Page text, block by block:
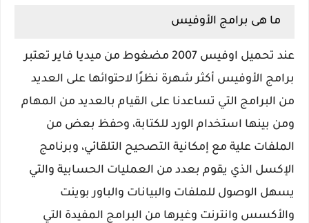
ما هى برامج الأوفيس
عند تحميل اوفيس 2007 مضغوط من ميديا فاير تعتبر
برامج الأوفيس أكثر شهرة نظرًا لاحتوائها على العديد
من البرامج التي تساعدنا على القيام بالعديد من المهام
ومن بينها استخدام الورد للكتابة، وحفظ بعض من
الملفات علية مع إمكانية التصحيح التلقائي، وبرنامج
الإكسل الذي يقوم بعدد من العمليات الحسابية والتي
يسهل الوصول للملفات والبيانات والباور بوينت
والأكسس وانترنت وغيرها من البرامج المفيدة التي